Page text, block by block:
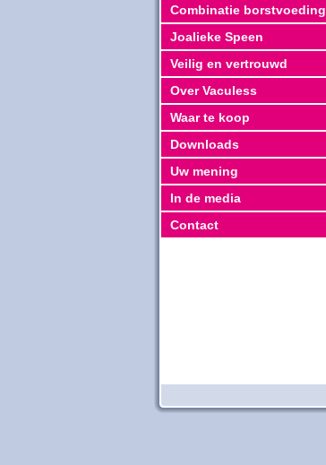
Combinatie borstvoeding
Joalieke Speen
Veilig en vertrouwd
Over Vaculess
Waar te koop
Downloads
Uw mening
In de media
Contact